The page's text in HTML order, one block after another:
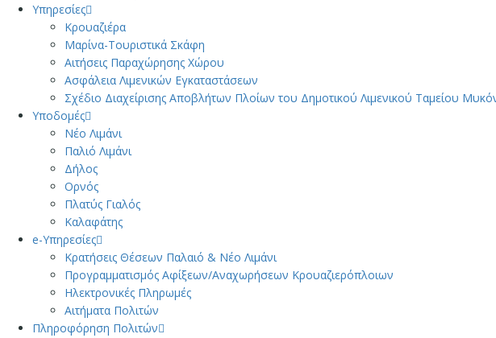
Υπηρεσίες
Κρουαζιέρα
Μαρίνα-Τουριστικά Σκάφη
Αιτήσεις Παραχώρησης Χώρου
Ασφάλεια Λιμενικών Εγκαταστάσεων
Σχέδιο Διαχείρισης Αποβλήτων Πλοίων του Δημοτικού Λιμενικού Ταμείου
Υποδομές
Νέο Λιμάνι
Παλιό Λιμάνι
Δήλος
Ορνός
Πλατύς Γιαλός
Καλαφάτης
e-Υπηρεσίες
Κρατήσεις Θέσεων Παλαιό & Νέο Λιμάνι
Προγραμματισμός Αφίξεων/Αναχωρήσεων Κρουαζιερόπλοιων
Ηλεκτρονικές Πληρωμές
Αιτήματα Πολιτών
Πληροφόρηση Πολιτών